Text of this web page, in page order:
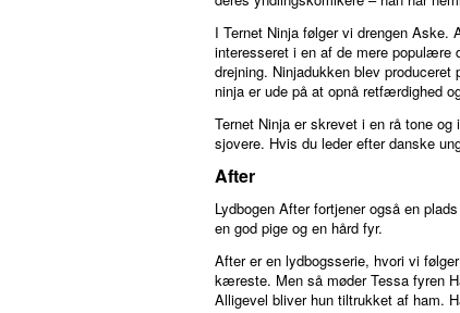
I Ternet Ninja følger vi drengen
interesseret i en af de mere populære
drejning. Ninjadukken blev
ninja er ude på at opnå retfærdighed
Ternet Ninja er skrevet i en rå tone
sjovere. Hvis du leder efter danske
After
Lydbogen After fortjener også en
en god pige og en hård fyr.
After er en lydbogsserie, hvori vi
kæreste. Men så møder Tessa fyren
Alligevel bliver hun tiltrukket af ham.